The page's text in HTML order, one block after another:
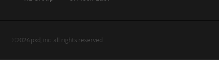
©2026 pxd, inc. all rights reserved.